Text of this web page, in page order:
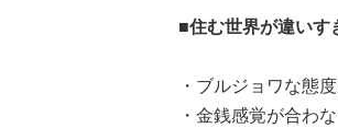
■住む世界が違いす
・ブルジョワな態
・金銭感覚が合わ